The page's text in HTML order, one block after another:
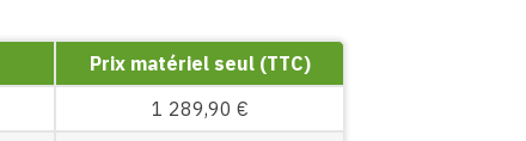
Prix matériel seul (TTC)
1 289,90 €